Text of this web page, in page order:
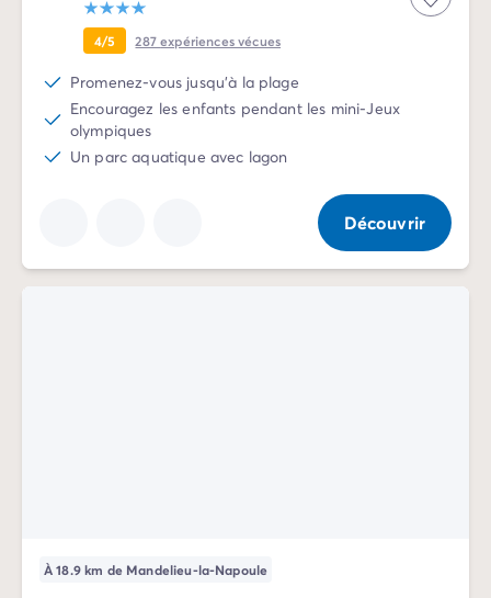
Les modes de paiement
Paiement en plusieurs fois
L'assurance annulation
Acheter un mobil-home
4/5 287expériences vécues
Promenez-vous jusqu'à la plage
Encouragez les enfants pendant les mini-Jeux
olympiques
Un parc aquatique avec lagon
Découvrir
À 18.9 km de Mandelieu-la-Napoule